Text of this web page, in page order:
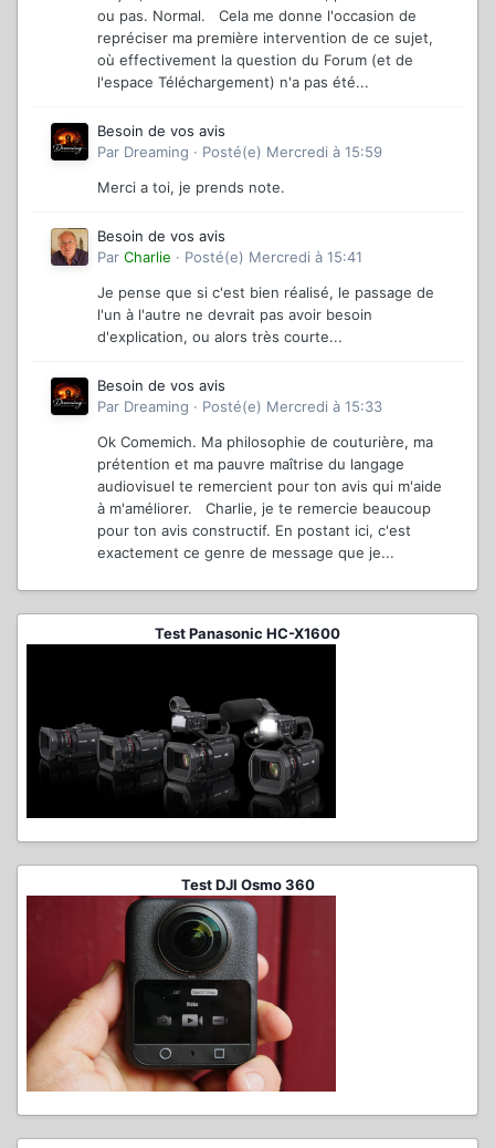
ou pas. Normal. Cela me donne l'occasion de
repréciser ma première intervention de ce sujet,
où effectivement la question du Forum (et de
l'espace Téléchargement) n'a pas été...
Besoin de vos avis
Par Dreaming · Posté(e) Mercredi à 15:59
Merci a toi, je prends note.
Besoin de vos avis
Par Charlie · Posté(e) Mercredi à 15:41
Je pense que si c'est bien réalisé, le passage de
l'un à l'autre ne devrait pas avoir besoin
d'explication, ou alors très courte...
Besoin de vos avis
Par Dreaming · Posté(e) Mercredi à 15:33
Ok Comemich. Ma philosophie de couturière, ma
prétention et ma pauvre maîtrise du langage
audiovisuel te remercient pour ton avis qui m'aide
à m'améliorer. Charlie, je te remercie beaucoup
pour ton avis constructif. En postant ici, c'est
exactement ce genre de message que je...
Test Panasonic HC-X1600
Test DJI Osmo 360